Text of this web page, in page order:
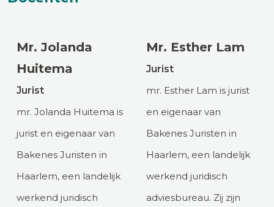
Mr. Jolanda
Huitema
Jurist
mr. Jolanda Huitema is
jurist en eigenaar van
Bakenes Juristen in
Haarlem, een landelijk
werkend juridisch
Mr. Esther Lam
Jurist
mr. Esther Lam is jurist
en eigenaar van
Bakenes Juristen in
Haarlem, een landelijk
werkend juridisch
adviesbureau. Zij zijn